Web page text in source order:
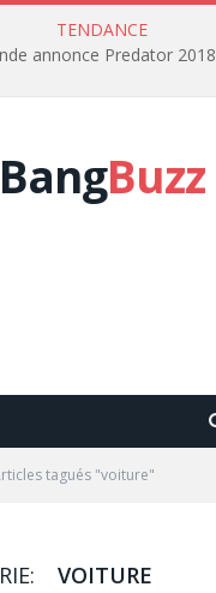
TENDANCE
annonce Predator 2018
BangBuzz
tagués "voiture"
VOITURE